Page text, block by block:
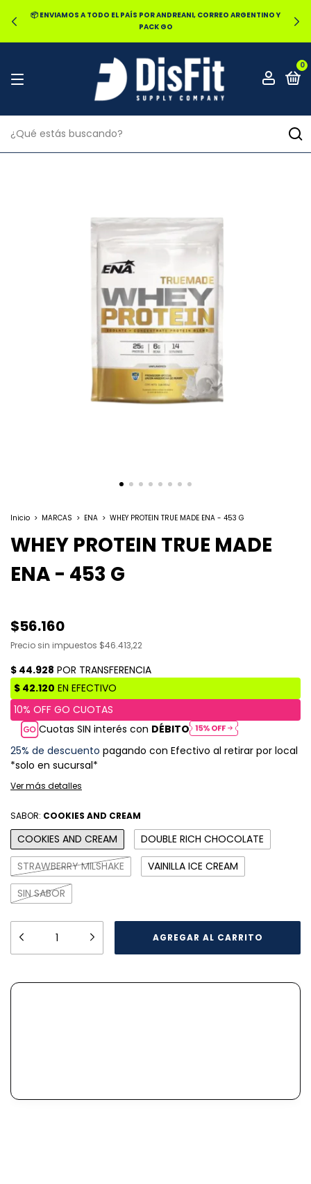
🔥20% OFF POR TRANSFERENCIA | 25% OFF EN EFECTIVO RETIRANDO
EN LOCAL
0
Inicio > MARCAS > ENA > WHEY PROTEIN TRUE MADE ENA - 453 G
WHEY PROTEIN TRUE MADE
ENA - 453 G
$56.160
Precio sin impuestos $46.413,22
Cuotas SIN interés con DÉBITO
25% de descuento pagando con Efectivo al retirar por local
*solo en sucursal*
Ver más detalles
SABOR: COOKIES AND CREAM
COOKIES AND CREAM
DOUBLE RICH CHOCOLATE
STRAWBERRY MILSHAKE
VAINILLA ICE CREAM
SIN SABOR